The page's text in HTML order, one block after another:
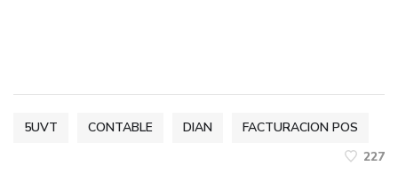
5UVT CONTABLE DIAN
FACTURACION POS
227